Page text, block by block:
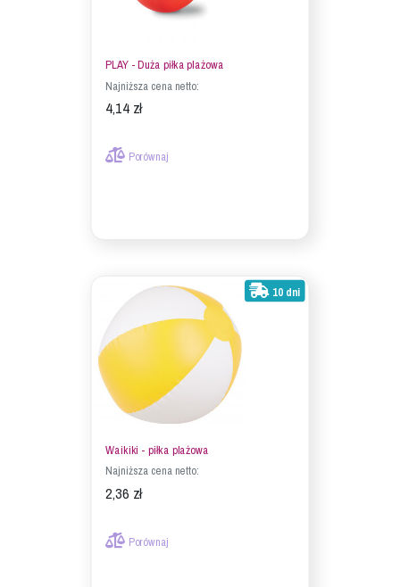
PLAY - Duża piłka plażowa
Najniższa cena netto:
4,14 zł
Porównaj
10 dni
Waikiki - piłka plażowa
Najniższa cena netto:
2,36 zł
Porównaj